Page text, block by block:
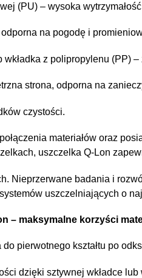
(PU) – wysoka
na pogodę i
wkładka z polipropylenu (PP)
strona, odporna na
czystości.
materiałów oraz
uszczelka Q-Lon
Nieprzerwane badania i
uszczelniających o
– maksymalne korzyści
pierwotnego kształtu po
dzięki sztywnej wkładce